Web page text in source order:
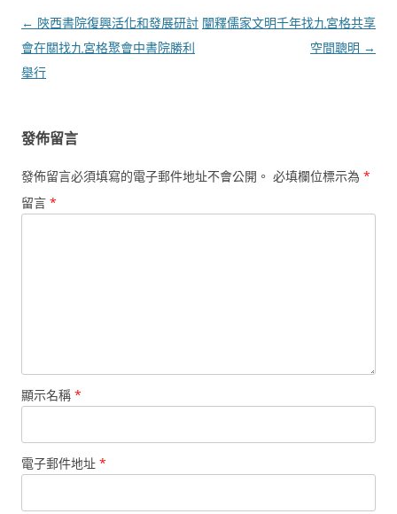
文
章
導
← 陜西書院復興活化和發展研討
會在關找九宮格聚會中書院勝利
舉行
闡釋儒家文明千年找九宮格共享
空間聰明 →
發佈留言
發佈留言必須填寫的電子郵件地址不會公開。 必填欄位標示為 *
留言 *
顯示名稱 *
電子郵件地址 *